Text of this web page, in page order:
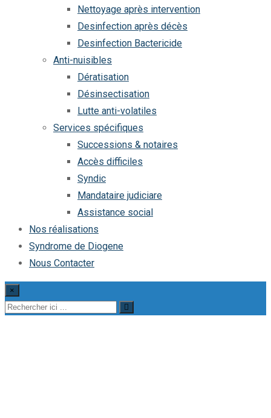
Nettoyage après intervention
Desinfection après décès
Desinfection Bactericide
Anti-nuisibles
Dératisation
Désinsectisation
Lutte anti-volatiles
Services spécifiques
Successions & notaires
Accès difficiles
Syndic
Mandataire judiciare
Assistance social
Nos réalisations
Syndrome de Diogene
Nous Contacter
×